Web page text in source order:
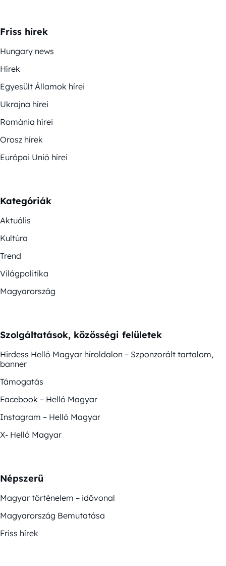
Friss hírek
Hungary news
Hírek
Egyesült Államok hírei
Ukrajna hírei
Románia hírei
Orosz hírek
Európai Unió hírei
Kategóriák
Aktuális
Kultúra
Trend
Világpolitika
Magyarország
Szolgáltatások, közösségi felületek
Hirdess Helló Magyar híroldalon – Szponzorált tartalom,
banner
Támogatás
Facebook – Helló Magyar
Instagram – Helló Magyar
X- Helló Magyar
Népszerű
Magyar történelem – idővonal
Magyarország Bemutatása
Friss hírek